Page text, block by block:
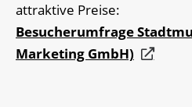
attraktive Preise:
Besucherumfrage
Marketing GmbH)